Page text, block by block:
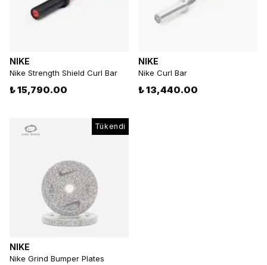
NIKE
Nike Strength Shield Curl Bar
₺ 15,790.00
NIKE
Nike Curl Bar
₺ 13,440.00
Tükendi
NIKE
Nike Grind Bumper Plates